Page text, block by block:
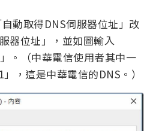
動取得DNS伺服器位址」改
器位址」，並如圖輸入
。（中華電信使用者其中一
，這是中華電信的DNS。）